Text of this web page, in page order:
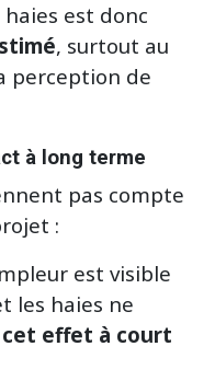
est donc
, surtout au
perception de
à long terme
pas compte
:
est visible
les haies ne
effet à court